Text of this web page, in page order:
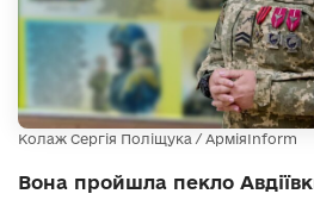
Колаж Сергія Поліщука / АрміяInform
Вона пройшла пекло